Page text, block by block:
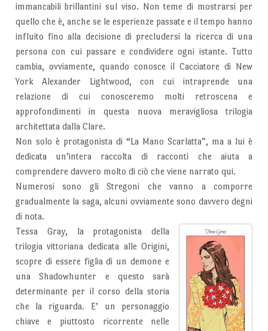
immancabili brillantini sul viso. Non teme di mostrarsi per
quello che è, anche se le esperienze passate e il tempo hanno
influito fino alla decisione di precludersi la ricerca di una
persona con cui passare e condividere ogni istante. Tutto
cambia, ovviamente, quando conosce il Cacciatore di New
York Alexander Lightwood, con cui intraprende una
relazione di cui conosceremo molti retroscena e
approfondimenti in questa nuova meravigliosa trilogia
architettata dalla Clare.
Non solo è protagonista di “La Mano Scarlatta”, ma a lui è
dedicata un’intera raccolta di racconti che aiuta a
comprendere davvero molto di ciò che viene narrato qui.
Numerosi sono gli Stregoni che vanno a comporre
gradualmente la saga, alcuni ovviamente sono davvero degni
di nota.
Tessa Gray, la protagonista della
trilogia vittoriana dedicata alle Origini,
scopre di essere figlia di un demone e
una Shadowhunter e questo sarà
determinante per il corso della storia
che la riguarda. E’ un personaggio
chiave e piuttosto ricorrente nelle